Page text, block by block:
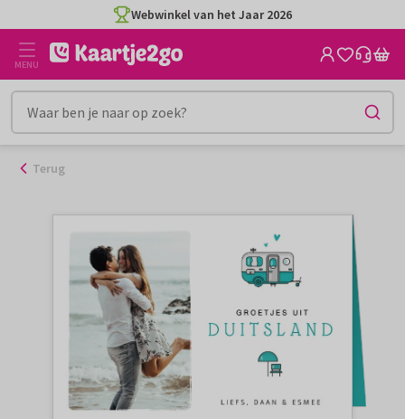
naar
inhoud
Webwinkel van het Jaar 2026
MENU
Terug